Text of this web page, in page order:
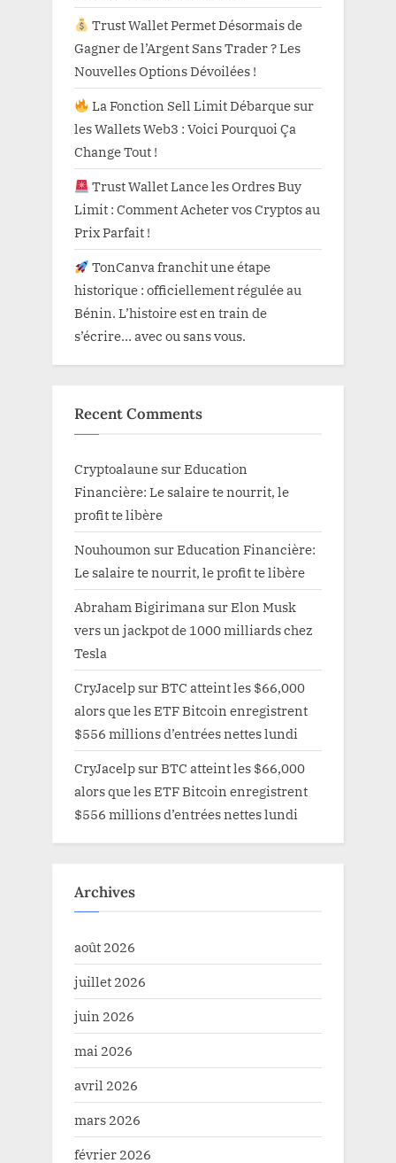
Trust Wallet Permet Désormais de
Gagner de l’Argent Sans Trader ? Les
Nouvelles Options Dévoilées !
La Fonction Sell Limit Débarque sur
les Wallets Web3 : Voici Pourquoi Ça
Change Tout !
Trust Wallet Lance les Ordres Buy
Limit : Comment Acheter vos Cryptos au
Prix Parfait !
TonCanva franchit une étape
historique : officiellement régulée au
Bénin. L’histoire est en train de
s’écrire… avec ou sans vous.
Recent Comments
Cryptoalaune surEducation
Financière: Le salaire te nourrit, le
profit te libère
Nouhoumon surEducation Financière:
Le salaire te nourrit, le profit te libère
Abraham Bigirimana surElon Musk
vers un jackpot de 1000 milliards chez
Tesla
CryJacelp surBTC atteint les $66,000
alors que les ETF Bitcoin enregistrent
$556 millions d’entrées nettes lundi
CryJacelp surBTC atteint les $66,000
alors que les ETF Bitcoin enregistrent
$556 millions d’entrées nettes lundi
Archives
août 2026
juillet 2026
juin 2026
mai 2026
avril 2026
mars 2026
février 2026